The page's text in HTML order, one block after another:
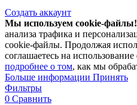
Создать аккаунт
Мы используем cookie-файлы!
анализа трафика и
cookie-файлы. Продолжая
соглашаетесь на
подробнее о том, как мы
Больше информации Больше
Принять
Фильтры
0 Сравнить